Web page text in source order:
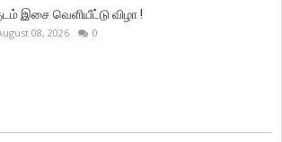
இசை வெளியீட்டு விழா !
08, 2026 0